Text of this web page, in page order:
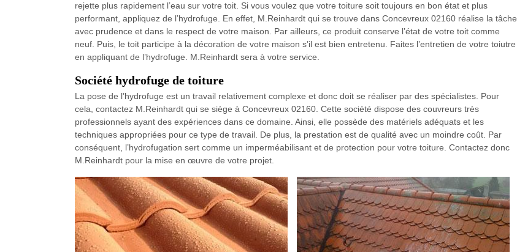
rejette plus rapidement l’eau sur votre toit. Si vous voulez que votre toiture soit toujours en bon état et plus
performant, appliquez de l’hydrofuge. En effet, M.Reinhardt qui se trouve dans Concevreux 02160 réalise la tâche
avec prudence et dans le respect de votre maison. Par ailleurs, ce produit conserve l’état de votre toit comme
neuf. Puis, le toit participe à la décoration de votre maison s’il est bien entretenu. Faites l’entretien de votre toiutre
en appliquant de l’hydrofuge. M.Reinhardt sera à votre service.
Société hydrofuge de toiture
La pose de l’hydrofuge est un travail relativement complexe et donc doit se réaliser par des spécialistes. Pour
cela, contactez M.Reinhardt qui se siège à Concevreux 02160. Cette société dispose des couvreurs très
professionnels ayant des expériences dans ce domaine. Ainsi, elle possède des matériels adéquats et les
techniques appropriées pour ce type de travail. De plus, la prestation est de qualité avec un moindre coût. Par
conséquent, l’hydrofugation sert comme un imperméabilisant et de protection pour votre toiture. Contactez donc
M.Reinhardt pour la mise en œuvre de votre projet.